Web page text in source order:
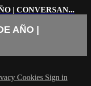
| CONVERSAN...
AÑO |
Cookies Sign in